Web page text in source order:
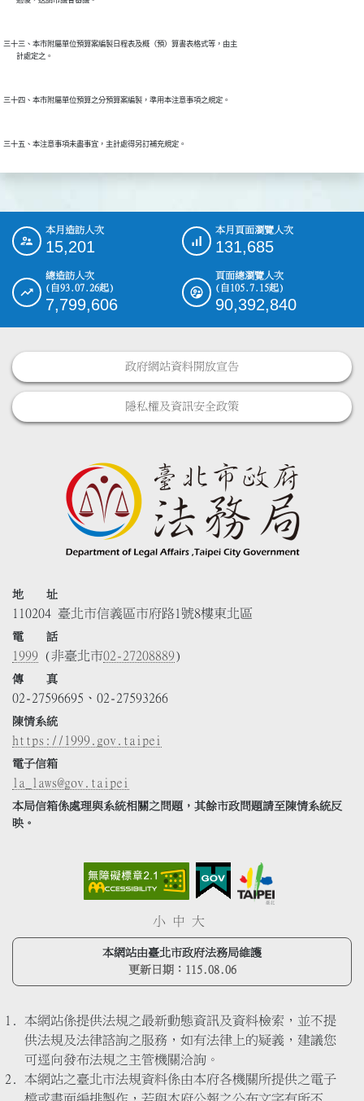
三十三、本市附屬單位預算案編製日程表及概（預）算書表格式等，由主
::: 本月造訪人次
15,201
本月頁面瀏覽人次
131,685
總造訪人次
(自93.07.26起)
7,799,606
頁面總瀏覽人次
(自105.7.15起)
90,392,840
政府網站資料開放宣告
隱私權及資訊安全政策
地 址
110204 臺北市信義區市府路1號8樓東北區
電 話
1999 (非臺北市02-27208889)
傳 真
02-27596695、02-27593266
陳情系統
https://1999.gov.taipei
電子信箱
la_laws@gov.taipei
本局信箱係處理與系統相關之問題，其餘市政問題請至陳情系統反
映。
小 中 大
本網站由臺北市政府法務局維護
更新日期： 115.08.06
本網站係提供法規之最新動態資訊及資料檢索，並不提
供法規及法律諮詢之服務，如有法律上的疑義，建議您
可逕向發布法規之主管機關洽詢。
本網站之臺北市法規資料係由本府各機關所提供之電子